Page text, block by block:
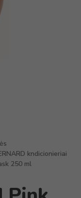
kndicionieriai
250 ml